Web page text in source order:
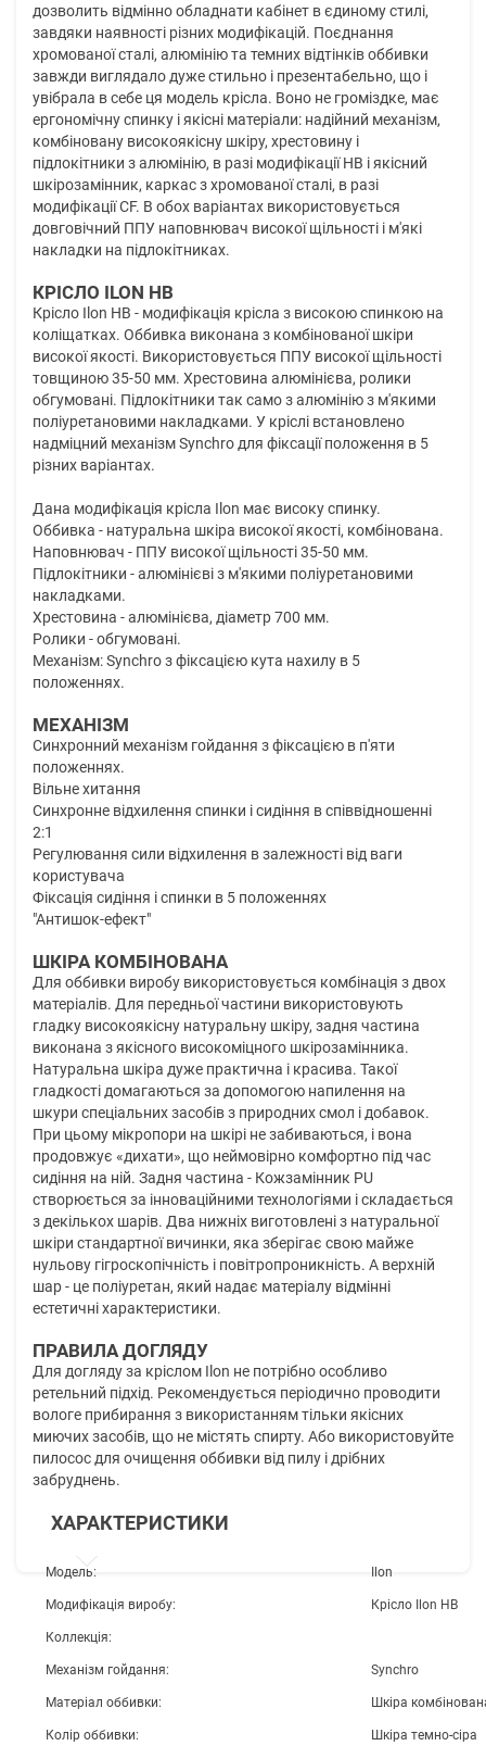
дозволить відмінно обладнати кабінет в єдиному стилі,
завдяки наявності різних модифікацій. Поєднання
хромованої сталі, алюмінію та темних відтінків оббивки
завжди виглядало дуже стильно і презентабельно, що і
увібрала в себе ця модель крісла. Воно не громіздке, має
ергономічну спинку і якісні матеріали: надійний механізм,
комбіновану високоякісну шкіру, хрестовину і
підлокітники з алюмінію, в разі модифікації HB і якісний
шкірозамінник, каркас з хромованої сталі, в разі
модифікації CF. В обох варіантах використовується
довговічний ППУ наповнювач високої щільності і м'які
накладки на підлокітниках.
КРІСЛО ILON HB
Крісло Ilon HB - модифікація крісла з високою спинкою на
коліщатках. Оббивка виконана з комбінованої шкіри
високої якості. Використовується ППУ високої щільності
товщиною 35-50 мм. Хрестовина алюмінієва, ролики
обгумовані. Підлокітники так само з алюмінію з м'якими
поліуретановими накладками. У кріслі встановлено
надміцний механізм Synchro для фіксації положення в 5
різних варіантах.
Дана модифікація крісла Ilon має високу спинку.
Оббивка - натуральна шкіра високої якості, комбінована.
Наповнювач - ППУ високої щільності 35-50 мм.
Підлокітники - алюмінієві з м'якими поліуретановими
накладками.
Хрестовина - алюмінієва, діаметр 700 мм.
Ролики - обгумовані.
Механізм: Synchro з фіксацією кута нахилу в 5
положеннях.
МЕХАНІЗМ
Синхронний механізм гойдання з фіксацією в п'яти
положеннях.
Вільне хитання
Синхронне відхилення спинки і сидіння в співвідношенні
2:1
Регулювання сили відхилення в залежності від ваги
користувача
Фіксація сидіння і спинки в 5 положеннях
"Антишок-ефект"
ШКІРА КОМБІНОВАНА
Для оббивки виробу використовується комбінація з двох
матеріалів. Для передньої частини використовують
гладку високоякісну натуральну шкіру, задня частина
виконана з якісного високоміцного шкірозамінника.
Натуральна шкіра дуже практична і красива. Такої
гладкості домагаються за допомогою напилення на
шкури спеціальних засобів з природних смол і добавок.
При цьому мікропори на шкірі не забиваються, і вона
продовжує «дихати», що неймовірно комфортно під час
сидіння на ній. Задня частина - Кожзамінник PU
створюється за інноваційними технологіями і складається
з декількох шарів. Два нижніх виготовлені з натуральної
шкіри стандартної вичинки, яка зберігає свою майже
нульову гігроскопічність і повітропроникність. А верхній
шар - це поліуретан, який надає матеріалу відмінні
естетичні характеристики.
ПРАВИЛА ДОГЛЯДУ
Для догляду за кріслом Ilon не потрібно особливо
ретельний підхід. Рекомендується періодично проводити
вологе прибирання з використанням тільки якісних
миючих засобів, що не містять спирту. Або використовуйте
пилосос для очищення оббивки від пилу і дрібних
забруднень.
ХАРАКТЕРИСТИКИ
Модель: Ilon
Модифікація виробу: Крісло Ilon HB
Коллекція:
Механізм гойдання: Synchro
Матеріал оббивки: Шкіра
Колір оббивки: Шкіра темно-сіра